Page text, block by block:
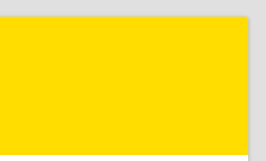
область - Кузбасс,